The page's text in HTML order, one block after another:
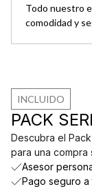
Todo nuestro
comodidad y
INCLUIDO
PACK
Descubra el
para una compra
Asesor
Pago seguro